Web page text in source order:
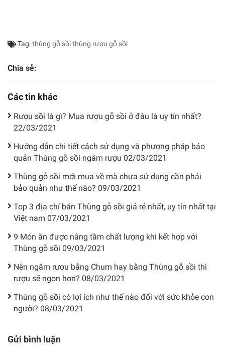
Tag:thùng gỗ sồithùng rượu gỗ sồi
Chia sẻ:
Các tin khác
Rượu sồi là gì? Mua rượu gỗ sồi ở đâu là uy tín nhất?
22/03/2021
Hướng dẫn chi tiết cách sử dụng và phương pháp bảo
quản Thùng gỗ sồi ngâm rượu 02/03/2021
Thùng gỗ sồi mới mua về mà chưa sử dụng cần phải
bảo quản như thế nào? 09/03/2021
Top 3 địa chỉ bán Thùng gỗ sồi giá rẻ nhất, uy tín nhất tại
Việt nam 07/03/2021
9 Món ăn được nâng tầm chất lượng khi kết hợp với
Thùng gỗ sồi 09/03/2021
Nên ngâm rượu bằng Chum hay bằng Thùng gỗ sồi thì
rượu sẽ ngon hơn? 08/03/2021
Thùng gỗ sồi có lợi ích như thế nào đối với sức khỏe con
người? 08/03/2021
Gửi bình luận